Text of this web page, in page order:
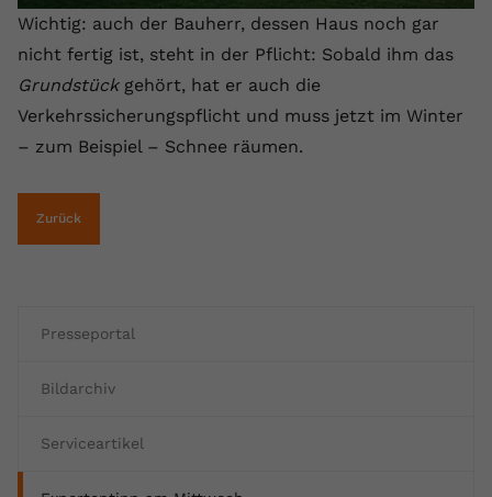
Presseportal
Bildarchiv
Serviceartikel
Wichtig: auch der Bauherr, dessen Haus noch gar
nicht fertig ist, steht in der Pflicht: Sobald ihm das
Grundstückgehört, hat er auch die
Verkehrssicherungspflicht und muss jetzt im Winter
– zum Beispiel – Schnee räumen.
Zurück